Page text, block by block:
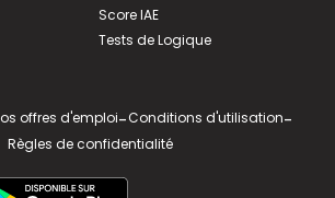
Score IAE
Tests de Logique
offres d'emploi-Conditions d'utilisation-
Règles de confidentialité